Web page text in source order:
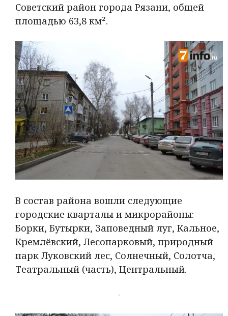
Советский район города Рязани, общей
площадью 63,8 км².
В состав района вошли следующие
городские кварталы и микрорайоны:
Борки, Бутырки, Заповедный луг, Кальное,
Кремлёвский, Лесопарковый, природный
парк Луковский лес, Солнечный, Солотча,
Театральный (часть), Центральный.
-